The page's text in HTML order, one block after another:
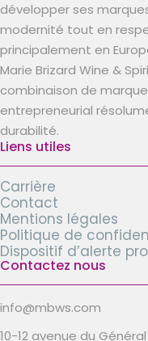
développer ses
modernité tout en
principalement en
Marie Brizard Wine &
combinaison de
entrepreneurial
durabilité.
Liens utiles
Carrière
Contact
Mentions légales
Politique de
Dispositif d’alerte
Contactez nous
info@mbws.com
10-12 avenue du